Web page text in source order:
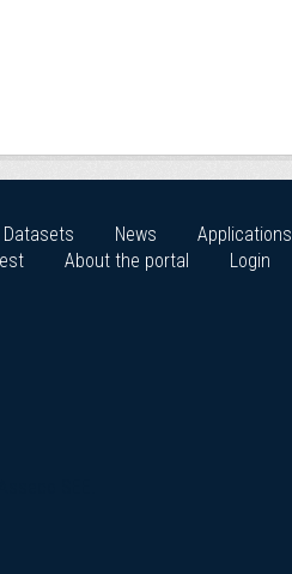
Datasets News Applications
About the portal Login